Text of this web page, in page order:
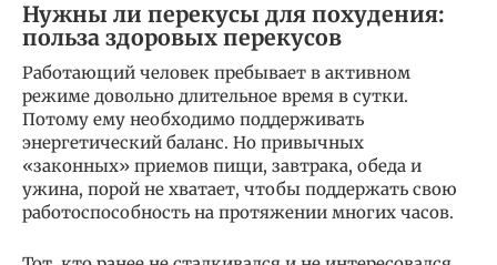
Нужны ли перекусы для похудения:
польза здоровых перекусов
Работающий человек пребывает в активном
режиме довольно длительное время в сутки.
Потому ему необходимо поддерживать
энергетический баланс. Но привычных
«законных» приемов пищи, завтрака, обеда и
ужина, порой не хватает, чтобы поддержать свою
работоспособность на протяжении многих часов.